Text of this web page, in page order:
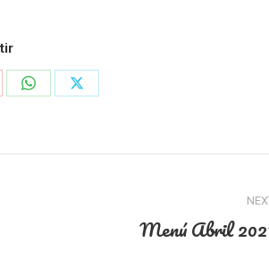
Share
Share
Menú Abril